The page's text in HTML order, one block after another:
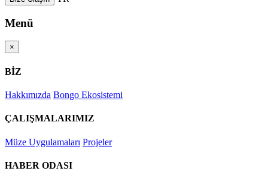
Menü
×
BİZ
Hakkımızda Bongo Ekosistemi
ÇALIŞMALARIMIZ
Müze Uygulamaları Projeler
HABER ODASI